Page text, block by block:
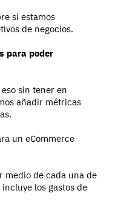
si estamos
de negocios.
para poder
sin tener en
añadir métricas
un eCommerce
medio de cada una de
los gastos de